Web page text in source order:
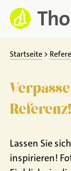
Zum
Inhalt
springen
Startseite >
Referenz!
Lassen Sie
inspirieren!